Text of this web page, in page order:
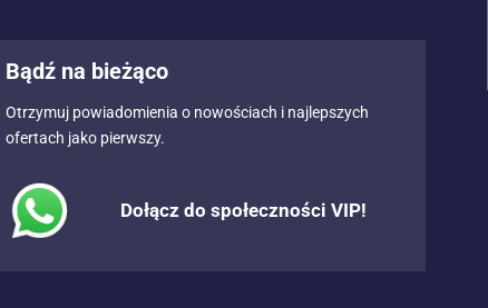
Bądź na bieżąco
Otrzymuj powiadomienia o nowościach i najlepszych
ofertach jako pierwszy.
Dołącz do społeczności VIP!